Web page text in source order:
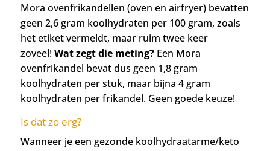
Mora ovenfrikandellen (oven en airfryer) bevatten
geen 2,6 gram koolhydraten per 100 gram, zoals
het etiket vermeldt, maar ruim twee keer
zoveel!Wat zegt die meting? Een Mora
ovenfrikandel bevat dus geen 1,8 gram
koolhydraten per stuk, maar bijna 4 gram
koolhydraten per frikandel. Geen goede keuze!
Is dat zo erg?
Wanneer je een gezonde koolhydraatarme/keto